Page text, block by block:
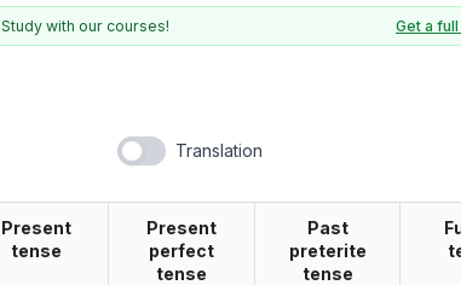
Study with our courses! Get a
Translation
Present
tense
Present
perfect
tense
Past
preterite
tense